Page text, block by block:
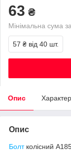
63 ₴
Мінімальна сума
57 ₴ від 40 шт.
Опис
Опис
Болтколісний